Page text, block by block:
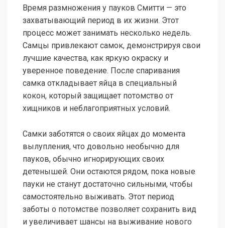
Время размножения у пауков Смитти — это
захватывающий период в их жизни. Этот
процесс может занимать несколько недель.
Самцы привлекают самок, демонстрируя свои
лучшие качества, как яркую окраску и
уверенное поведение. После спаривания
самка откладывает яйца в специальный
кокон, который защищает потомство от
хищников и неблагоприятных условий.
Самки заботятся о своих яйцах до момента
вылупления, что довольно необычно для
пауков, обычно игнорирующих своих
детенышей. Они остаются рядом, пока новые
пауки не станут достаточно сильными, чтобы
самостоятельно выживать. Этот период
заботы о потомстве позволяет сохранить вид
и увеличивает шансы на выживание нового